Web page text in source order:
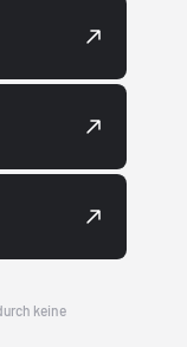
keine